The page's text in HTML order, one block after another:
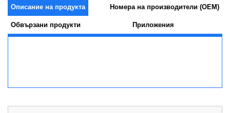
Описание на продукта Номера на производители (OEM)
Обвързани продукти Приложения